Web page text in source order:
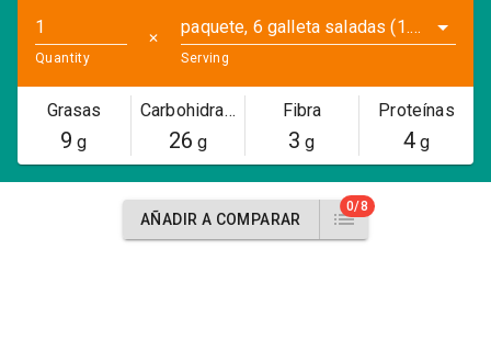
Quantity
✕
paquete, 6 galleta saladas (1.5 oz)
Serving
Grasas
9 g
Carbohidratos
26 g
Fibra
3 g
Proteínas
4g
AÑADIR A COMPARAR
0/8